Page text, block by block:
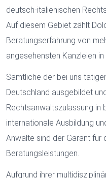
deutsch-italienischen
Auf diesem Gebiet zählt
Beratungserfahrung von
angesehensten Kanzleien in
Sämtliche der bei uns
Deutschland ausgebildet
Rechtsanwaltszulassung in
internationale Ausbildung
Anwälte sind der Garant für
Beratungsleistungen.
Aufgrund ihrer